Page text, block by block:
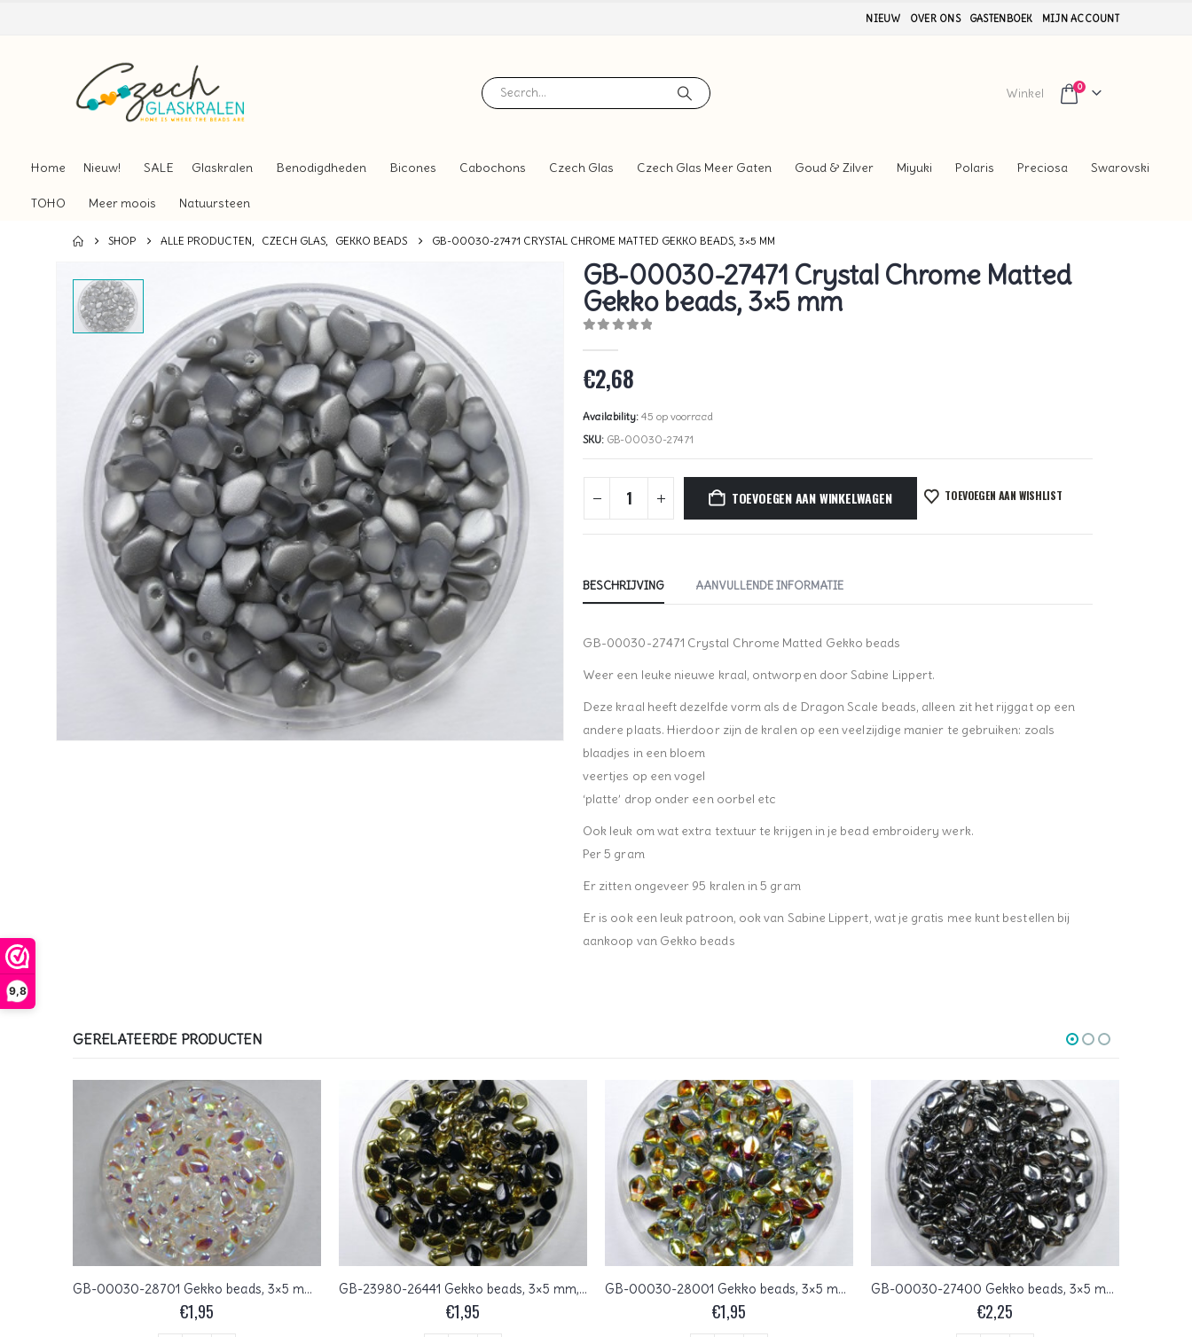
9,8
NIEUW OVER ONS GASTENBOEK MIJN ACCOUNT
Winkel 0
Home Nieuw! SALE Glaskralen Benodigdheden Bicones Cabochons Czech Glas Czech Glas Meer Gaten Goud & Zilver Miyuki Polaris Preciosa Swarovski
TOHO Meer moois Natuursteen
SHOP ALLE PRODUCTEN, CZECH GLAS, GEKKO BEADS GB-00030-27471 CRYSTAL CHROME MATTED GEKKO BEADS, 3×5 MM
GB-00030-27471 Crystal Chrome Matted
Gekko beads, 3×5 mm
€2,68
Availability: 45 op voorraad
SKU: GB-00030-27471
TOEVOEGEN AAN WINKELWAGEN TOEVOEGEN AAN WISHLIST
BESCHRIJVING AANVULLENDE INFORMATIE
GB-00030-27471 Crystal Chrome Matted Gekko beads
Weer een leuke nieuwe kraal, ontworpen door Sabine Lippert.
Deze kraal heeft dezelfde vorm als de Dragon Scale beads, alleen zit het rijggat op een
andere plaats. Hierdoor zijn de kralen op een veelzijdige manier te gebruiken: zoals
blaadjes in een bloem
veertjes op een vogel
‘platte’ drop onder een oorbel etc
Ook leuk om wat extra textuur te krijgen in je bead embroidery werk.
Per 5 gram
Er zitten ongeveer 95 kralen in 5 gram
Er is ook een leuk patroon, ook van Sabine Lippert, wat je gratis mee kunt bestellen bij
aankoop van Gekko beads
GERELATEERDE PRODUCTEN
GB-00030-28701 Gekko beads, 3×5 mm, Crystal AB
€1,95
GB-23980-26441 Gekko beads, 3×5 mm, Jet Amber
€1,95
GB-00030-28001 Gekko beads, 3×5 mm, Crystal Marea
€1,95
GB-00030-27400 Gekko beads, 3×5 mm, Crystal Full Chrome
€2,25